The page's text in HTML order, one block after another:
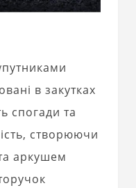
в закутках
спогади та
створюючи
аркушем